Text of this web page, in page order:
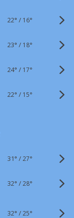
22° / 16°
23° / 18°
24° / 17°
22° / 15°
31° /27°
32° /28°
32° /25°